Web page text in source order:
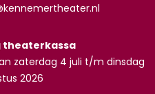
theaterkassa
zaterdag 4 juli t/m dinsdag
2026